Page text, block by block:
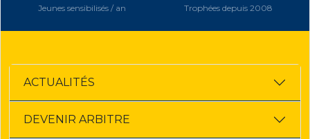
Jeunes sensibilisés / an Trophées depuis 2008
ACTUALITÉS
DEVENIR ARBITRE